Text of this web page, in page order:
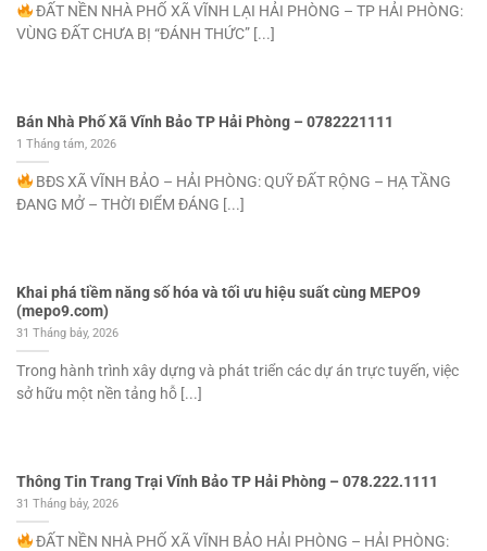
ĐẤT NỀN NHÀ PHỐ XÃ VĨNH LẠI HẢI PHÒNG – TP HẢI PHÒNG:
VÙNG ĐẤT CHƯA BỊ “ĐÁNH THỨC” [...]
Bán Nhà Phố Xã Vĩnh Bảo TP Hải Phòng – 0782221111
1 Tháng tám, 2026
BĐS XÃ VĨNH BẢO – HẢI PHÒNG: QUỸ ĐẤT RỘNG – HẠ TẦNG
ĐANG MỞ – THỜI ĐIỂM ĐÁNG [...]
Khai phá tiềm năng số hóa và tối ưu hiệu suất cùng MEPO9
(mepo9.com)
31 Tháng bảy, 2026
Trong hành trình xây dựng và phát triển các dự án trực tuyến, việc
sở hữu một nền tảng hỗ [...]
Thông Tin Trang Trại Vĩnh Bảo TP Hải Phòng – 078.222.1111
31 Tháng bảy, 2026
ĐẤT NỀN NHÀ PHỐ XÃ VĨNH BẢO HẢI PHÒNG – HẢI PHÒNG: